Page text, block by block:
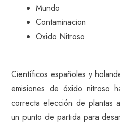
Mundo
Contaminacion
Oxido Nitroso
Científicos españoles y
emisiones de óxido nitroso
correcta elección de plantas
un punto de partida para